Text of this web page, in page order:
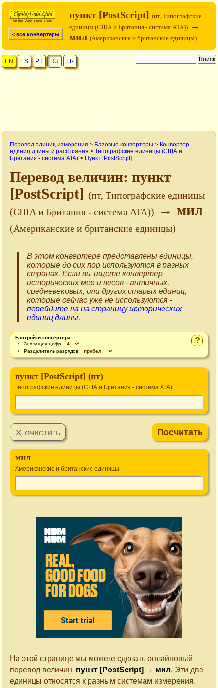
< все конвертеры
пункт [PostScript] (пт, Типографские
единицы (США и Британия - система ATA)) →
мил (Американские и британские единицы)
EN ES PT RU FR
Перевод единиц измерения > Базовые конвертеры > Конвертер
единиц длины и расстояния > Типографские единицы (США и
Британия - система ATA) > Пункт [PostScript]
Перевод величин: пункт
[PostScript] (пт, Типографские единицы
(США и Британия - система ATA))
→ мил
(Американские и британские единицы)
В этом конвертере представлены единицы,
которые до сих пор используются в разных
странах. Если вы ищете конвертер
исторических мер и весов - античных,
средневековых, или других старых единиц,
которые сейчас уже не используются -
перейдите на на страницу исторических
единиц длины.
?
Настройки конвертера:
Значащих цифр:
Разделитель разрядов:
пункт [PostScript] (пт)
Типографские единицы (США и Британия - система ATA)
мил
Американские и британские единицы
На этой странице мы можете сделать онлайновый
перевод величин: пункт [PostScript] → мил. Эти две
единицы относятся к разным системам измерения.